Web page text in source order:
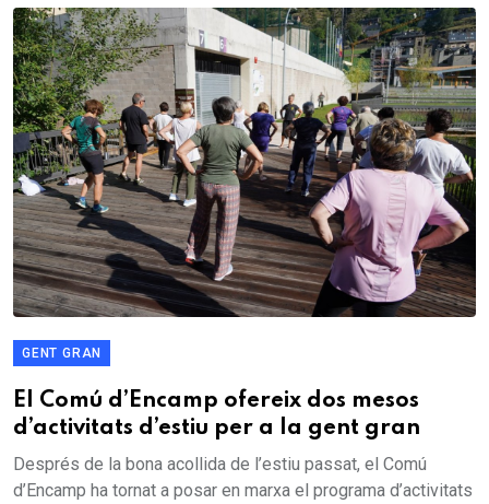
GENT GRAN
El Comú d’Encamp ofereix dos mesos
d’activitats d’estiu per a la gent gran
Després de la bona acollida de l’estiu passat, el Comú
d’Encamp ha tornat a posar en marxa el programa d’activitats